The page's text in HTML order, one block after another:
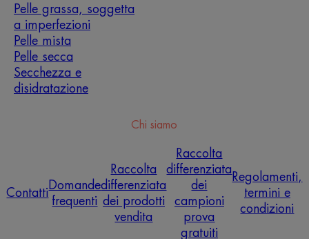
Pelle grassa, soggetta
a imperfezioni
Pelle mista
Pelle secca
Secchezza e
disidratazione
Chi siamo
Contatti
Domande
frequenti
Raccolta
differenziata
dei prodotti
vendita
Raccolta
differenziata
dei
campioni
prova
gratuiti
Regolamenti,
termini e
condizioni